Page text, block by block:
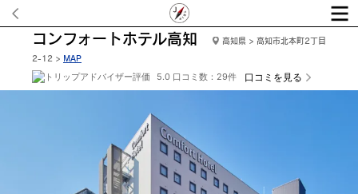
コンフォートホテル高知 高知県 > 高知市北本町2丁目
2-12 > MAP
5.0 口コミ数：29件 口コミを見る